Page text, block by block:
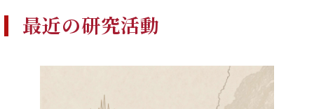
最近の研究活動